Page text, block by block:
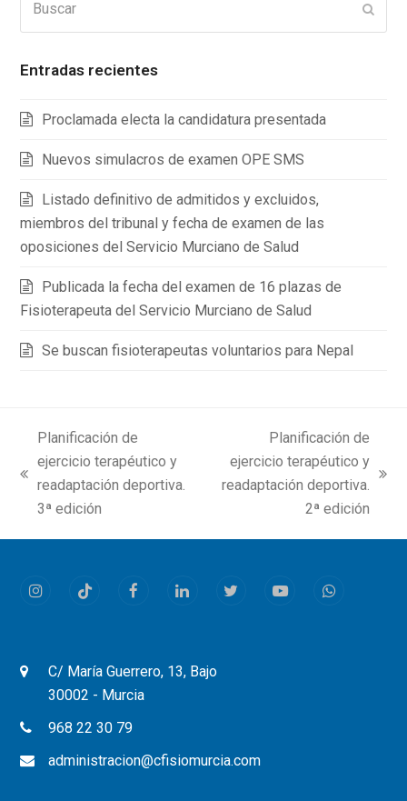
Entradas recientes
Proclamada electa la candidatura presentada
Nuevos simulacros de examen OPE SMS
Listado definitivo de admitidos y excluidos,
miembros del tribunal y fecha de examen de las
oposiciones del Servicio Murciano de Salud
Publicada la fecha del examen de 16 plazas de
Fisioterapeuta del Servicio Murciano de Salud
Se buscan fisioterapeutas voluntarios para Nepal
previous
post:
Planificación de
ejercicio terapéutico y
readaptación deportiva.
3ª edición
next
Planificación de
ejercicio terapéutico y
readaptación deportiva.
2ª edición
InstagramTiktok FacebookLinkedInTwitterYoutubeWhatsapp
C/ María Guerrero, 13, Bajo
30002 - Murcia
968 22 30 79
administracion@cfisiomurcia.com